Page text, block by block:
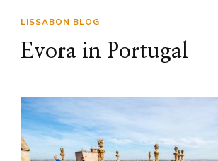
LISSABON BLOG
Evora in Portugal